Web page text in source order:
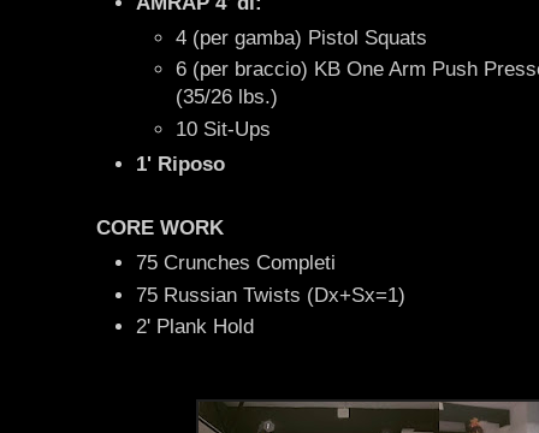
4 (per gamba) Pistol Squats
6 (per braccio) KB One Arm Push
(35/26 lbs.)
10 Sit-Ups
1' Riposo
CORE WORK
75 Crunches Completi
75 Russian Twists (Dx+Sx=1)
2' Plank Hold